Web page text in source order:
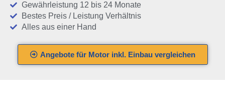
Gewährleistung 12 bis 24 Monate
Bestes Preis / Leistung Verhältnis
Alles aus einer Hand
Angebote für Motor inkl. Einbau vergleichen